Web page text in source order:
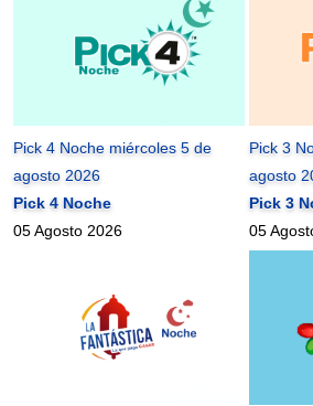
Pick 4 Noche miércoles 5 de
agosto 2026
Pick 4 Noche
05 Agosto 2026
Pick 3
agosto
Pick 3
05